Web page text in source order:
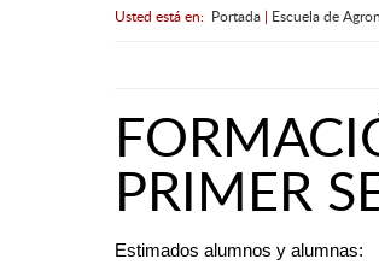
Usted está en: Portada| Escuela de
PRIMER
Estimados alumnos y alumnas: